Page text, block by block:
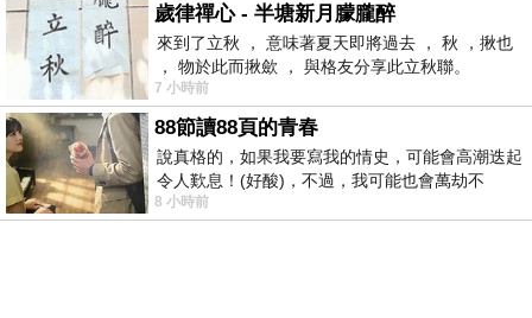
歲律禪心 - 半塘新月朦朧醉
來到了立秋 ， 意味著夏天即將過去 ， 秋 ，揪也
， 物於此而揪歛 ， 與格友分享此立秋聯。
7 小時前
88節讀88頁的青春
說真格的，如果我要寫我的情史，可能會高潮迭起
令人歎息！(好酸)，不過，我可能也會萬劫不
復...，每天跪鍵盤還是被判了花心的罪
8 小時前